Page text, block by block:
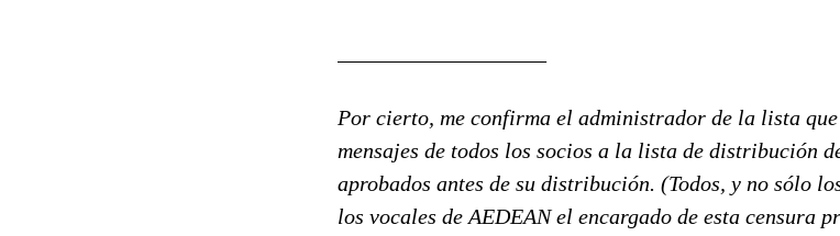
Por cierto, me confirma el administrador de la lista
mensajes de todos los socios a la lista de distribución
aprobados antes de su distribución. (Todos, y no sólo
los vocales de AEDEAN el encargado de esta censura